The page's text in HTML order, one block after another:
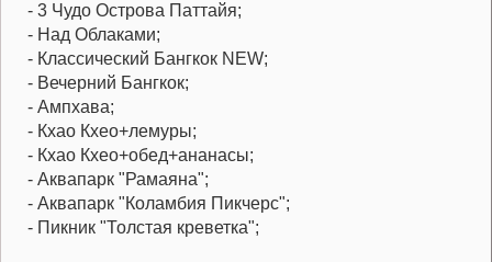
- 3 Чудо Острова Паттайя;
- Над Облаками;
- Классический Бангкок NEW;
- Вечерний Бангкок;
- Ампхава;
- Кхао Кхео+лемуры;
- Кхао Кхео+обед+ананасы;
- Аквапарк "Рамаяна";
- Аквапарк "Коламбия Пикчерс";
- Пикник "Толстая креветка";